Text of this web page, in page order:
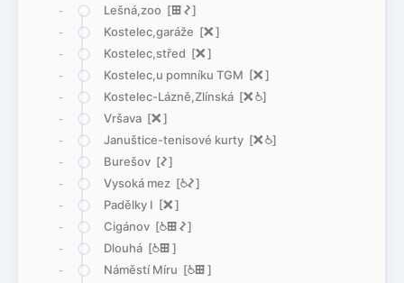
-
Lešná,zoo [æó]
- Kostelec,garáže [ë]
- Kostelec,střed [ë]
- Kostelec,u pomníku TGM [ë]
- Kostelec-Lázně,Zlínská [ë@]
- Vršava [ë]
- Januštice-tenisové kurty [ë@]
- Burešov [ó]
- Vysoká mez [@ó]
- Padělky I [ë]
- Cigánov [@æó]
- Dlouhá [@æ]
- Náměstí Míru [@æ]